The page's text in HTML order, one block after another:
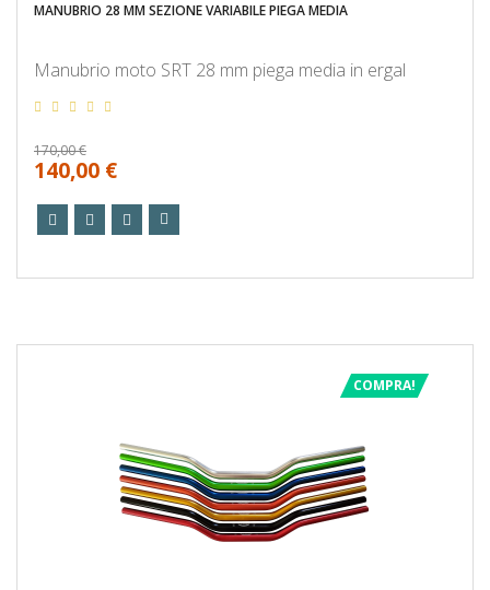
MANUBRIO 28 MM SEZIONE VARIABILE PIEGA MEDIA
Manubrio moto SRT 28 mm piega media in ergal
170,00 €
140,00 €
COMPRA!